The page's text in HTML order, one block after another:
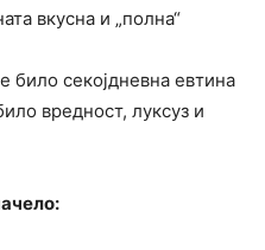
вкусна и „полна“
било секојдневна евтина
вредност, луксуз и